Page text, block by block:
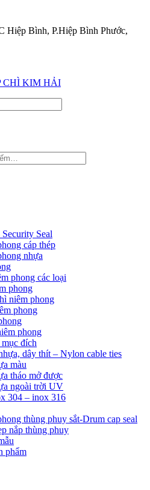
Hiệp Bình, P.Hiệp Bình Phước,
Seal
cáp thép
nhựa
phong các loại
phong
niêm phong
phong
phong
đích
dây thít – Nylon cable ties
màu
tháo mở được
ngoài trời UV
304 – inox 316
thùng phuy sắt-Drum cap seal
nắp thùng phuy
phẩm